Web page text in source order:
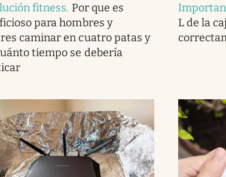
fitness. Por que es
para hombres y
caminar en cuatro patas y
tiempo se debería
L de la